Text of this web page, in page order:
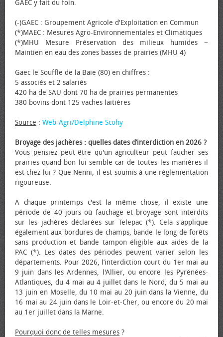
GAEC y fait du foin.
(-)GAEC : Groupement Agricole d'Exploitation en Commun
(*)MAEC : Mesures Agro-Environnementales et Climatiques
(*)MHU Mesure Préservation des milieux humides −
Maintien en eau des zones basses de prairies (MHU 4)
Gaec le Souffle de la Baie (80) en chiffres :
5 associés et 2 salariés
420 ha de SAU dont 70 ha de prairies permanentes
380 bovins dont 125 vaches laitières
Source : Web-Agri/Delphine Scohy
Broyage des jachères : quelles dates d’interdiction en 2026 ?
Vous pensiez peut-être qu'un agriculteur peut faucher ses
prairies quand bon lui semble car de toutes les manières il
est chez lui ? Que Nenni, il est soumis à une réglementation
rigoureuse.
A chaque printemps c'est la même chose, il existe une
période de 40 jours où fauchage et broyage sont interdits
sur les jachères déclarées sur Telepac (*). Cela s'applique
également aux bordures de champs, bande le long de forêts
sans production et bande tampon éligible aux aides de la
PAC (*). Les dates des périodes peuvent varier selon les
départements. Pour 2026, l’interdiction court du 1er mai au
9 juin dans les Ardennes, l'Allier, ou encore les Pyrénées-
Atlantiques, du 4 mai au 4 juillet dans le Nord, du 5 mai au
13 juin en Moselle, du 10 mai au 20 juin dans la Vienne, du
16 mai au 24 juin dans le Loir-et-Cher, ou encore du 20 mai
au 1er juillet dans la Marne.
Pourquoi donc de telles mesures ?